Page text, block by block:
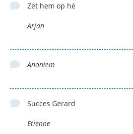
Zet hem op hè
Arjan
Anoniem
Succes Gerard
Etienne